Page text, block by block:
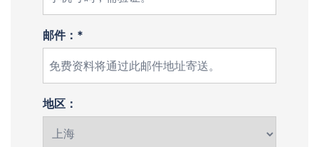
邮件：*
地区：